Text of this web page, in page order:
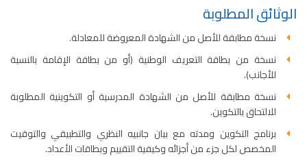
الوثائق المطلوبة
نسخة مطابقة للأصل من الشهادة المعروضة للمعادلة.
نسخة من بطاقة التعريف الوطنية (أو من بطاقة الإقامة بالنسبة
للأجانب).
نسخة مطابقة للأصل من الشهادة المدرسية أو التكوينية المطلوبة
للالتحاق بالتكوين.
برنامج التكوين ومدته مع بيان جانبيه النظري والتطبيقي والتوقيت
المخصص لكل جزء من أجزائه وكيفية التقييم وبطاقات الأعداد.